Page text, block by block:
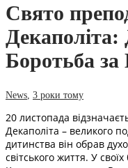
Свято
Декаполіта:
Боротьба за
News 3 роки тому
20 листопада
Декаполіта – великого
дитинства він обрав
світського життя. У